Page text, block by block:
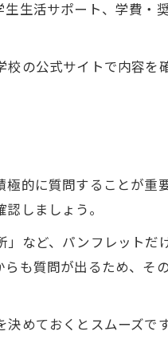
い
前準備
法
整理
かす
生活サポート、学費・
の公式サイトで内容を
的に質問することが重
しましょう。
など、パンフレットだ
も質問が出るため、そ
めておくとスムーズで